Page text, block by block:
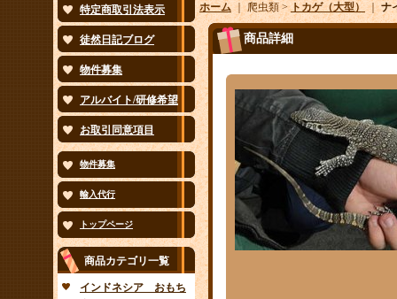
特定商取引法表示
徒然日記ブログ
物件募集
アルバイト/研修希望
お取引同意項目
物件募集
輸入代行
トップページ
商品カテゴリ一覧
インドネシア おもち
ホーム｜ 爬虫類 >トカゲ（大型）｜ナ
商品詳細